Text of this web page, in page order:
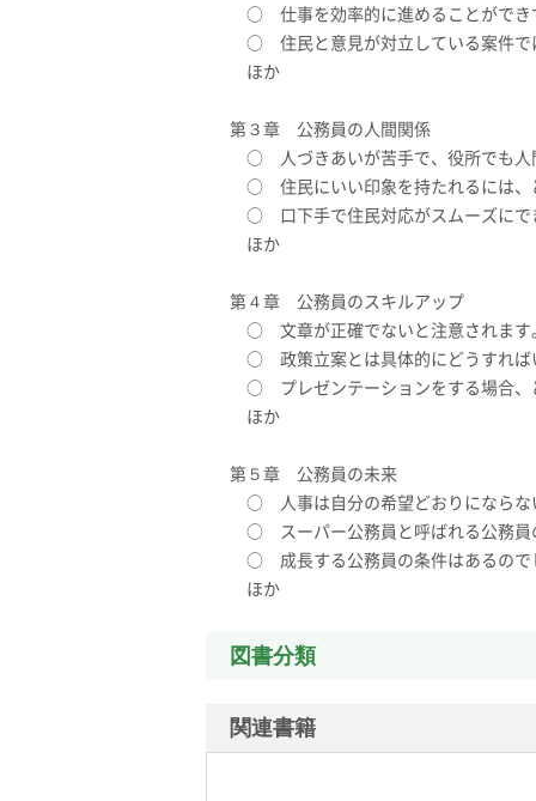
○ 仕事を効率的に進めることができ
○ 住民と意見が対立している案件で
ほか
第３章 公務員の人間関係
○ 人づきあいが苦手で、役所でも人
○ 住民にいい印象を持たれるには、
○ 口下手で住民対応がスムーズに
ほか
第４章 公務員のスキルアップ
○ 文章が正確でないと注意されます
○ 政策立案とは具体的にどうすれば
○ プレゼンテーションをする場合、
ほか
第５章 公務員の未来
○ 人事は自分の希望どおりにならな
○ スーパー公務員と呼ばれる公務員
○ 成長する公務員の条件はあるので
ほか
図書分類
関連書籍